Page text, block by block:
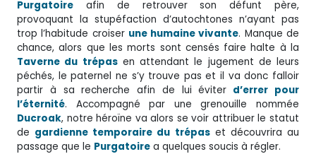
Purgatoire afin de retrouver son défunt père,
provoquant la stupéfaction d’autochtones n’ayant pas
trop l’habitude croiser une humaine vivante. Manque de
chance, alors que les morts sont censés faire halte à la
Taverne du trépasen attendant le jugement de leurs
péchés, le paternel ne s’y trouve pas et il va donc falloir
partir à sa recherche afin de lui éviter d’errer pour
l’éternité. Accompagné par une grenouille nommée
Ducroak, notre héroïne va alors se voir attribuer le statut
de gardienne temporaire du trépaset découvrira au
passage que le Purgatoire a quelques soucis à régler.